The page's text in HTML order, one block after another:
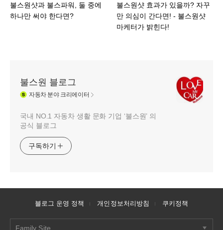
불스원샷과 불스파워, 둘 중에
하나만 써야 한다면?
불스원샷 효과가 있을까? 자꾸
만 의심이 간다면! - 불스원샷
마케터가 밝힌다!
불스원 블로그
자동차분야 크리에이터
국내 NO.1 자동차 생활 문화 기업 ‘불스원’ 의
공식 블로그
구독하기
블로그 운영 정책 개인정보처리방침 쿠키정책
Family Site